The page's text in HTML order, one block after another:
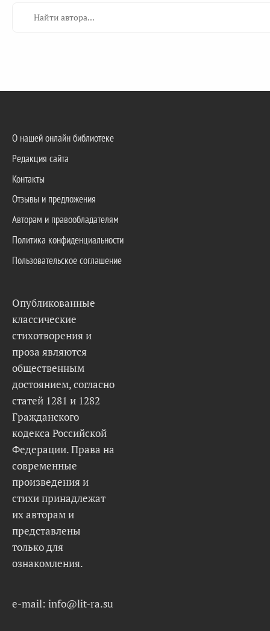
О нашей онлайн библиотеке
Редакция сайта
Контакты
Отзывы и предложения
Авторам и правообладателям
Политика конфиденциальности
Пользовательское соглашение
Опубликованные
классические
стихотворения и
проза являются
общественным
достоянием, согласно
статей 1281 и 1282
Гражданского
кодекса Российской
Федерации. Права на
современные
произведения и
стихи принадлежат
их авторам и
представлены
только для
ознакомления.
e-mail: info@lit-ra.su